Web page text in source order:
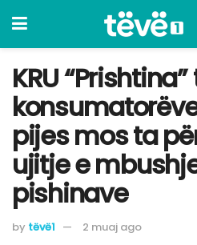
KRU
pijes mos ta
ujitje e
pishinave
by tëvë1 2 muaj ago